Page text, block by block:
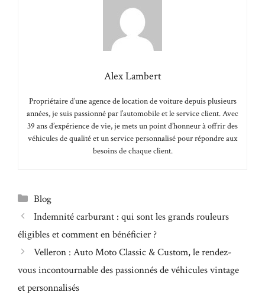
Alex Lambert
Propriétaire d’une agence de location de voiture depuis plusieurs
années, je suis passionné par l’automobile et le service client. Avec
39 ans d’expérience de vie, je mets un point d’honneur à offrir des
véhicules de qualité et un service personnalisé pour répondre aux
besoins de chaque client.
Catégories
Blog
Indemnité carburant : qui sont les grands rouleurs
éligibles et comment en bénéficier ?
Velleron : Auto Moto Classic & Custom, le rendez-
vous incontournable des passionnés de véhicules vintage
et personnalisés